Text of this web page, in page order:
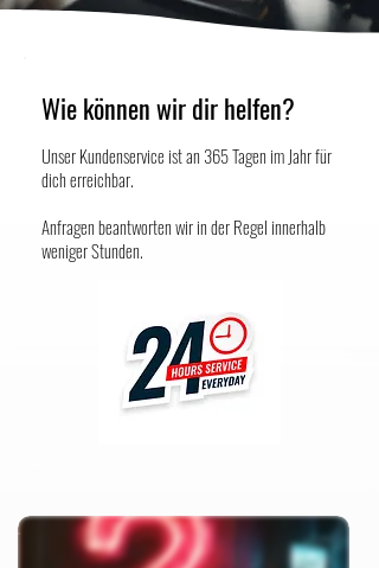
Wie können wir dir helfen?
Unser Kundenservice ist an 365 Tagen im Jahr für
dich erreichbar.
Anfragen beantworten wir in der Regel innerhalb
weniger Stunden.